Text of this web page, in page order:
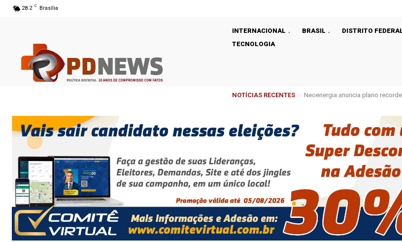
28.2 C Brasília
INTERNACIONAL BRASIL DISTRITO
TECNOLOGIA
NOTÍCIAS RECENTES Neoenergia anuncia plano